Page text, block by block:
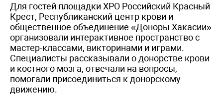
Для гостей площадки ХРО Российский Красный
Крест, Республиканский центр крови и
общественное объединение «Доноры Хакасии»
организовали интерактивное пространство с
мастер-классами, викторинами и играми.
Специалисты рассказывали о донорстве крови
и костного мозга, отвечали на вопросы,
помогали присоединиться к донорскому
движению.